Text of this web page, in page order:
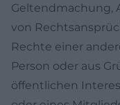
Geltendmachung,
von
Rechte einer
Person oder aus
öffentlichen